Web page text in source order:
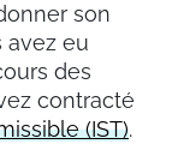
son
avez eu
des
contracté
(IST).